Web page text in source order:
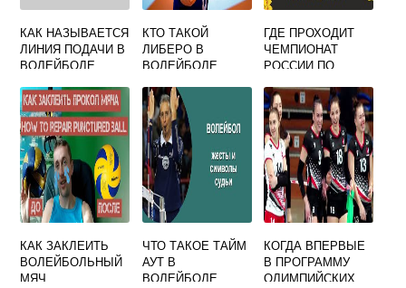
КАК НАЗЫВАЕТСЯ
ЛИНИЯ ПОДАЧИ В
ВОЛЕЙБОЛЕ
КТО ТАКОЙ
ЛИБЕРО В
ВОЛЕЙБОЛЕ
ГДЕ ПРОХОДИТ
ЧЕМПИОНАТ
РОССИИ ПО
КАК ЗАКЛЕИТЬ
ВОЛЕЙБОЛЬНЫЙ
МЯЧ
ЧТО ТАКОЕ ТАЙМ
АУТ В
ВОЛЕЙБОЛЕ
КОГДА ВПЕРВЫЕ
В ПРОГРАММУ
ОЛИМПИЙСКИХ